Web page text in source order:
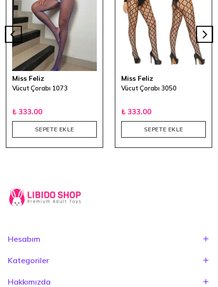
Miss Feliz
Vücut Çorabı 1073
₺ 333.00
SEPETE EKLE
Miss Feliz
Vücut Çorabı 3050
₺ 333.00
SEPETE EKLE
Hesabım
Kategoriler
Hakkımızda